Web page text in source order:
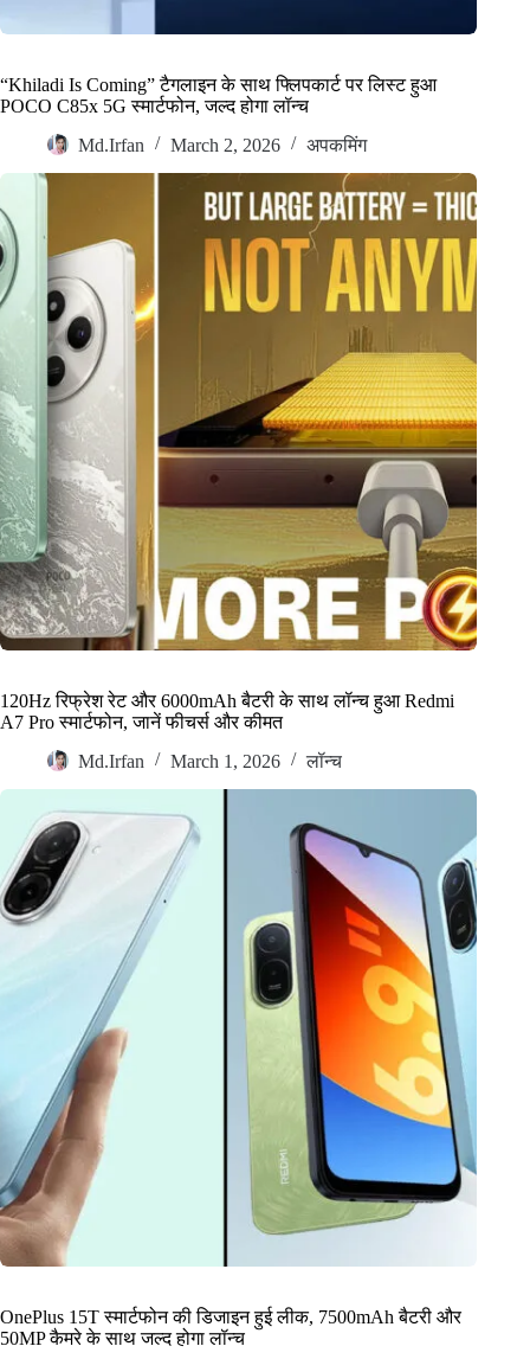
“Khiladi Is Coming” टैगलाइन के साथ फ्लिपकार्ट पर लिस्ट हुआ
POCO C85x 5G स्मार्टफोन, जल्द होगा लॉन्च
Md.Irfan
March 2, 2026 अपकमिंग
120Hz रिफ्रेश रेट और 6000mAh बैटरी के साथ लॉन्च हुआ Redmi
A7 Pro स्मार्टफोन, जानें फीचर्स और कीमत
Md.Irfan
March 1, 2026 लॉन्च
OnePlus 15T स्मार्टफोन की डिजाइन हुई लीक, 7500mAh बैटरी और
50MP कैमरे के साथ जल्द होगा लॉन्च